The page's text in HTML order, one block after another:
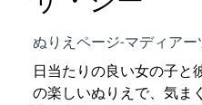
ぬりえページ-マディアー
日当たりの良い女の子と
の楽しいぬりえで、気ま